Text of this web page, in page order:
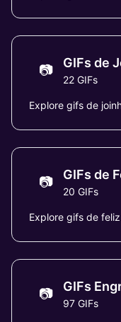
📷 GIFs de
22 GIFs
Explore gifs de
📷 GIFs de
20 GIFs
Explore gifs de
📷 GIFs
97 GIFs